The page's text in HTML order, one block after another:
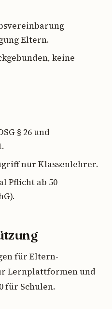
Eltern.
keine
§ 26 und
nur Klassenlehrer.
Pflicht ab 50
für Eltern-
Lernplattformen und
für Schulen.